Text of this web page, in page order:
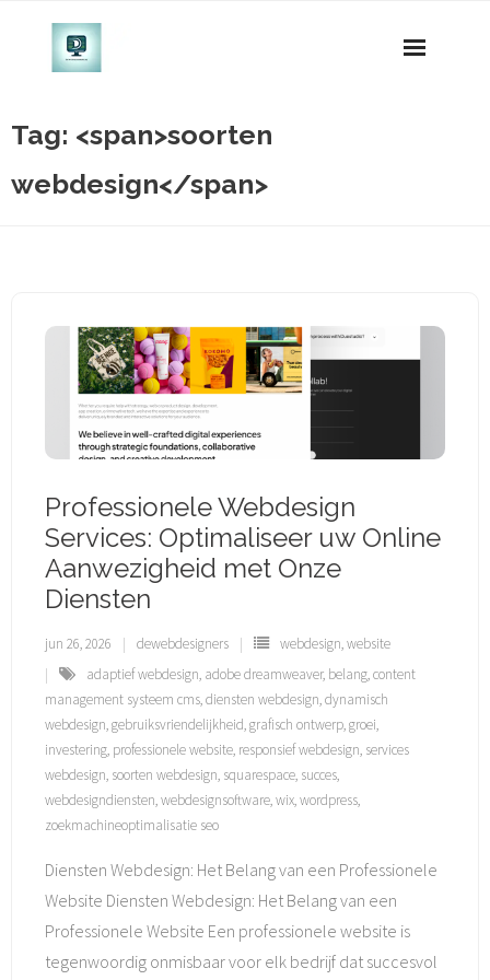
Tag: <span>soorten
webdesign</span>
Professionele Webdesign
Services: Optimaliseer uw Online
Aanwezigheid met Onze
Diensten
jun 26, 2026 dewebdesigners webdesign,website
adaptief webdesign, adobe dreamweaver, belang,content
management systeem cms,diensten webdesign,dynamisch
webdesign,gebruiksvriendelijkheid,grafisch ontwerp,groei,
investering, professionele website, responsief webdesign, services
webdesign, soorten webdesign, squarespace, succes,
webdesigndiensten,webdesignsoftware,wix,wordpress,
zoekmachineoptimalisatie seo
Diensten Webdesign: Het Belang van een Professionele
Website Diensten Webdesign: Het Belang van een
Professionele Website Een professionele website is
tegenwoordig onmisbaar voor elk bedrijf dat succesvol